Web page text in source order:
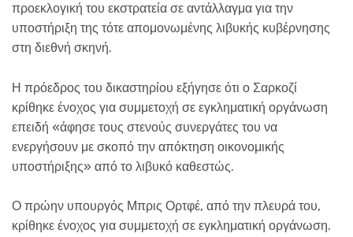
προεκλογική του εκστρατεία σε αντάλλαγμα για την
υποστήριξη της τότε απομονωμένης λιβυκής κυβέρνησης
στη διεθνή σκηνή.
Η πρόεδρος του δικαστηρίου εξήγησε ότι ο Σαρκοζί
κρίθηκε ένοχος για συμμετοχή σε εγκληματική οργάνωση
επειδή «άφησε τους στενούς συνεργάτες του να
ενεργήσουν με σκοπό την απόκτηση οικονομικής
υποστήριξης» από το λιβυκό καθεστώς.
Ο πρώην υπουργός Μπρις Ορτφέ, από την πλευρά του,
κρίθηκε ένοχος για συμμετοχή σε εγκληματική οργάνωση.